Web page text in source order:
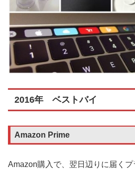
2016年 ベストバイ
Amazon Prime
Amazon購入で、翌日辺りに届くプ